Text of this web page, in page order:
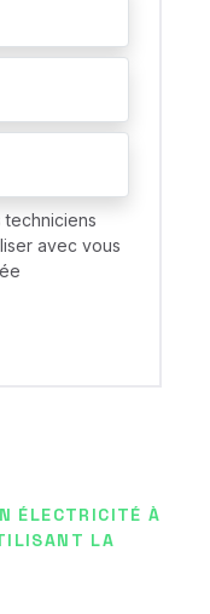
avec vous
ÉLECTRICITÉ À
LA